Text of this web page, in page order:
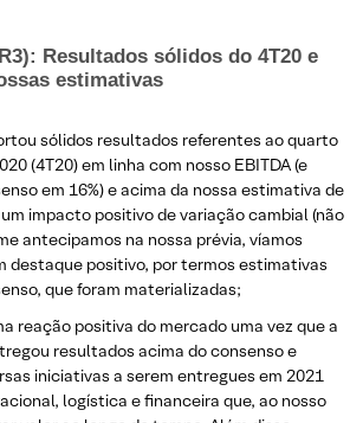
Resultados sólidos do 4T20 e
estimativas
sólidos resultados referentes ao quarto
(4T20) em linha com nosso EBITDA (e
em 16%) e acima da nossa estimativa de
impacto positivo de variação cambial (não
antecipamos na nossa prévia, víamos
destaque positivo, por termos estimativas
que foram materializadas;
reação positiva do mercado uma vez que a
resultados acima do consenso e
iniciativas a serem entregues em 2021
logística e financeira que, ao nosso